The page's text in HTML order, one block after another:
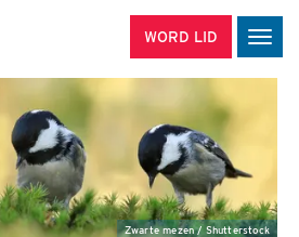
WORD LID
Zwarte mezen / Shutterstock